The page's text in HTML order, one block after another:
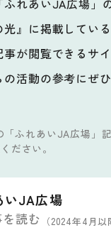
』に掲載してい
が閲覧できるサイ
活動の参考にぜ
ふれあいJA広場」記
ださい。
いJA広場
読む （2024年4月以